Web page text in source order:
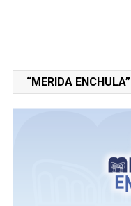
“MERIDA ENCHULA”